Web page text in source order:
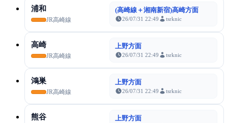
浦和
JR高崎線
(高崎線＋湘南新宿)高崎方面
26/07/31 22:49 tsrknic
高崎
JR高崎線
上野方面
26/07/31 22:49 tsrknic
鴻巣
JR高崎線
上野方面
26/07/31 22:49 tsrknic
熊谷 上野方面